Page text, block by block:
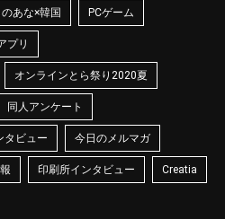
のあな×韓国 PCゲーム
プリ
オンラインとら祭り2020夏
同人アンケート
タビュー 今日のメルマガ
印刷所インタビュー Creatia